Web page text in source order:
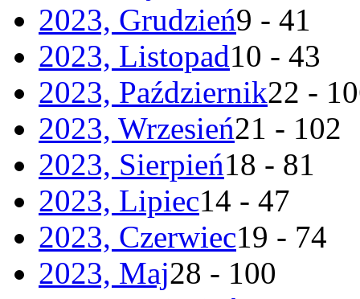
2023, Grudzień9 - 41
2023, Listopad10 - 43
2023, Październik22 -
2023, Wrzesień21 - 102
2023, Sierpień18 - 81
2023, Lipiec14 - 47
2023, Czerwiec19 - 74
2023, Maj28 - 100